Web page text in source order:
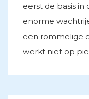
eerst de basis in
enorme
een rommelige
werkt niet op